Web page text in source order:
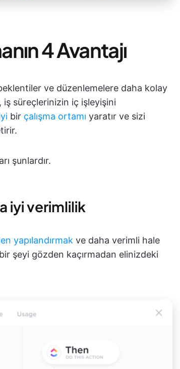
4 Avantajı
ve düzenlemelere daha kolay
iş süreçlerinizin iç işleyişini
bir çalışma ortamı yaratır ve sizi
şunlardır.
iyi verimlilik
yapılandırmak ve daha verimli hale
şeyi gözden kaçırmadan elinizdeki